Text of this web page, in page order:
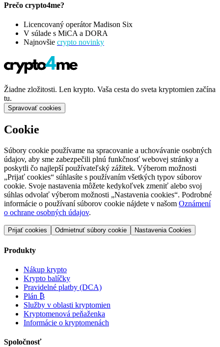
Prečo crypto4me?
Licencovaný operátor Madison Six
V súlade s MiCA a DORA
Najnovšie crypto novinky
Žiadne zložitosti. Len krypto. Vaša cesta do sveta kryptomien začína
tu.
Spravovať cookies
Cookie
Súbory cookie používame na spracovanie a uchovávanie osobných
údajov, aby sme zabezpečili plnú funkčnosť webovej stránky a
poskytli čo najlepší používateľský zážitek. Výberom možnosti
„Prijať cookies“ súhlasíte s používaním všetkých typov súborov
cookie. Svoje nastavenia môžete kedykoľvek zmeniť alebo svoj
súhlas odvolať výberom možnosti „Nastavenia cookies“. Podrobné
informácie o používaní súborov cookie nájdete v našom Oznámení
o ochrane osobných údajov.
Prijať cookies Odmietnuť súbory cookie Nastavenia Cookies
Produkty
Nákup krypto
Krypto balíčky
Pravidelné platby (DCA)
Plán ₿
Služby v oblasti kryptomien
Kryptomenová peňaženka
Informácie o kryptomenách
Spoločnosť